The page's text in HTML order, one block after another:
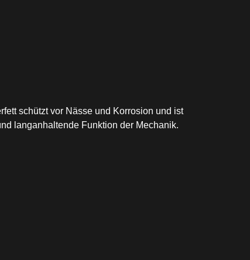
schützt vor Nässe und Korrosion und ist
langanhaltende Funktion der Mechanik.